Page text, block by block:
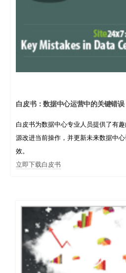
白皮书：数据中心运营中的关键错误
白皮书为数据中心专业人员提供了有
源改进当前操作，并更新未来数据中
效。
立即下载白皮书